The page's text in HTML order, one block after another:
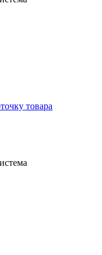
товара